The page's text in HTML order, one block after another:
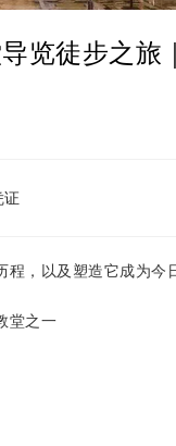
览徒步之旅
证
，以及塑造它成为今
堂之一